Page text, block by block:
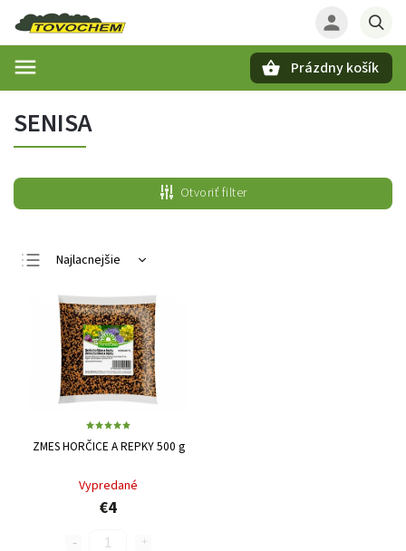
Prázdny košík
SENISA
Otvoriť filter
Najlacnejšie
Najpredávanejšie
Abecedne
ZMES HORČICE A REPKY 500 g
Vypredané
€4